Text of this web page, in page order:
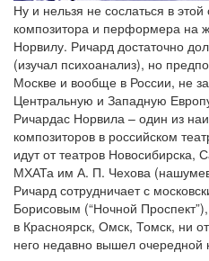
Ну и нельзя не сослаться в этой
композитора и перформера на
Норвилу. Ричард достаточно
(изучал психоанализ), но
Москве и вообще в России, не
Центральную и Западную
Ричардас Норвила – один из
композиторов в российском
идут от театров Новосибирска,
МХАТа им А. П. Чехова
Ричард сотрудничает с
Борисовым (“Ночной
в Красноярск, Омск, Томск, ни
него недавно вышел очередной